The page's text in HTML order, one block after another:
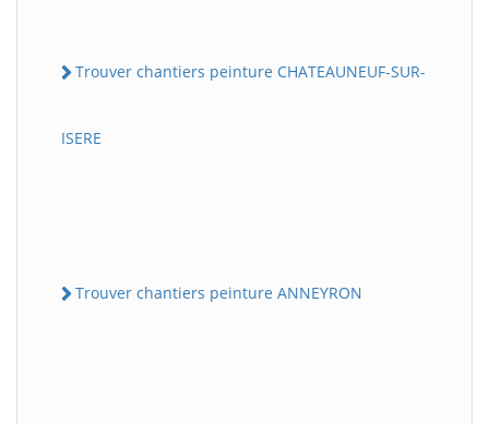
Trouver chantiers peinture CHATEAUNEUF-SUR-
ISERE
Trouver chantiers peinture ANNEYRON